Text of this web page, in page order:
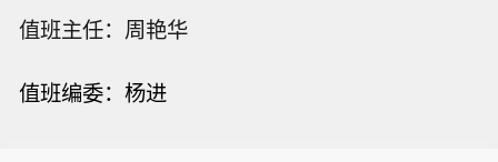
值班主任：周艳华
值班编委：杨进贝恩资本官网消息，贝恩资本8月5日宣